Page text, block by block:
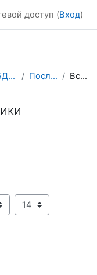
доступ (Вход)
БД(2025) 3 курс Последние действия Все участники
Час